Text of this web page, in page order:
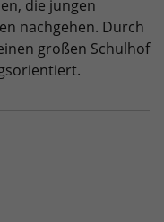
die jungen
nachgehen. Durch
großen Schulhof